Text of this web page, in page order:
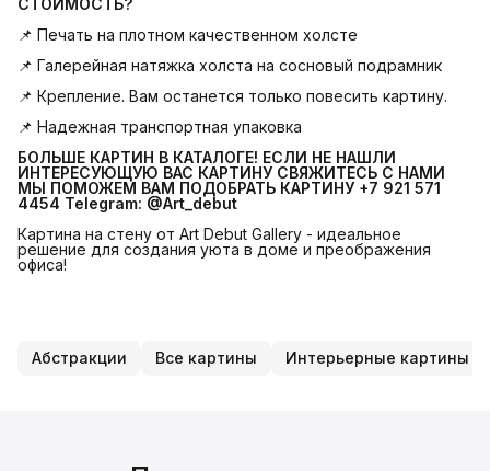
📌 Печать на плотном качественном холсте
📌 Галерейная натяжка холста на сосновый подрамник
📌 Крепление. Вам останется только повесить картину.
📌 Надежная транспортная упаковка
БОЛЬШЕ КАРТИН В КАТАЛОГЕ! ЕСЛИ НЕ НАШЛИ
ИНТЕРЕСУЮЩУЮ ВАС КАРТИНУ СВЯЖИТЕСЬ С НАМИ
МЫ ПОМОЖЕМ ВАМ ПОДОБРАТЬ КАРТИНУ +7 921 571
4454 Telegram: @Art_debut
Картина на стену от Art Debut Gallery - идеальное
решение для создания уюта в доме и преображения
офиса!
Абстракции Все картины Интерьерные картины